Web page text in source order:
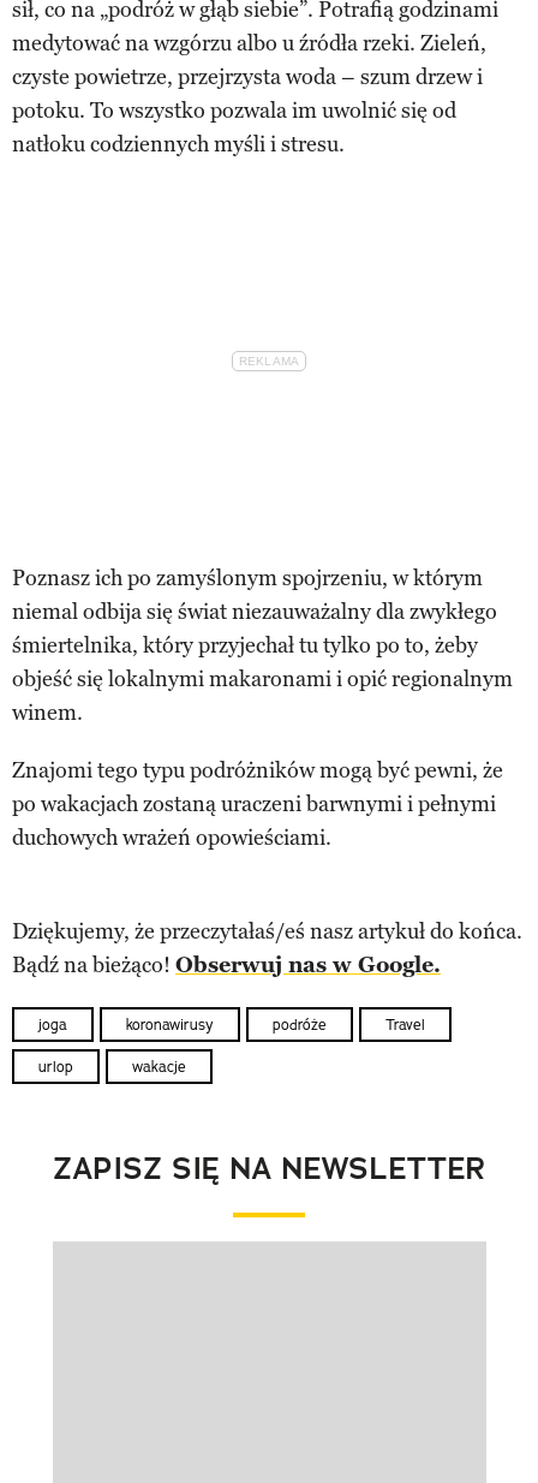
sił, co na „podróż w głąb siebie”. Potrafią godzinami
medytować na wzgórzu albo u źródła rzeki. Zieleń,
czyste powietrze, przejrzysta woda – szum drzew i
potoku. To wszystko pozwala im uwolnić się od
natłoku codziennych myśli i stresu.
Poznasz ich po zamyślonym spojrzeniu, w którym
niemal odbija się świat niezauważalny dla zwykłego
śmiertelnika, który przyjechał tu tylko po to, żeby
objeść się lokalnymi makaronami i opić regionalnym
winem.
Znajomi tego typu podróżników mogą być pewni, że
po wakacjach zostaną uraczeni barwnymi i pełnymi
duchowych wrażeń opowieściami.
Dziękujemy, że przeczytałaś/eś nasz artykuł do końca.
Bądź na bieżąco! Obserwuj nas w Google.
joga koronawirusy podróże Travel
urlop wakacje
ZAPISZ SIĘ NA NEWSLETTER